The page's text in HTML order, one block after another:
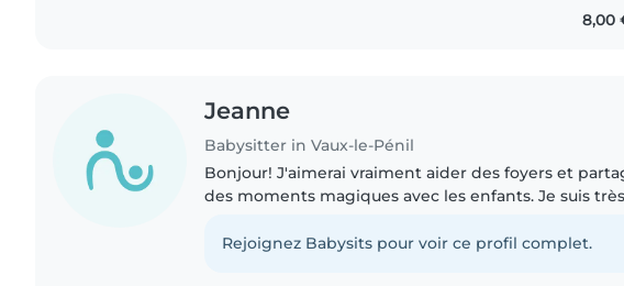
8,00
Jeanne
Babysitter in Vaux-le-Pénil
Bonjour! J'aimerai vraiment aider des foyers et
des moments magiques avec les enfants. Je suis
suis également..
Rejoignez Babysits pour voir ce profil complet.